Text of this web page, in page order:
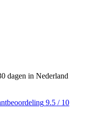
dagen in Nederland
9.5 / 10